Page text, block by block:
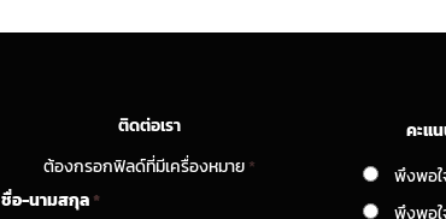
ติดต่อเรา
ต้องกรอกฟิลด์ที่มีเครื่องหมาย*
ชื่อ-นามสกุล*
คะแ
พึงพอใ
พึงพอ